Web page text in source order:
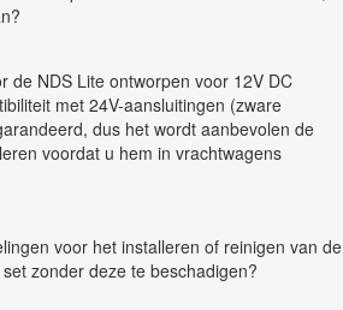
de NDS Lite ontworpen voor 12V DC
met 24V-aansluitingen (zware
dus het wordt aanbevolen de
voordat u hem in vrachtwagens
voor het installeren of reinigen van de
zonder deze te beschadigen?